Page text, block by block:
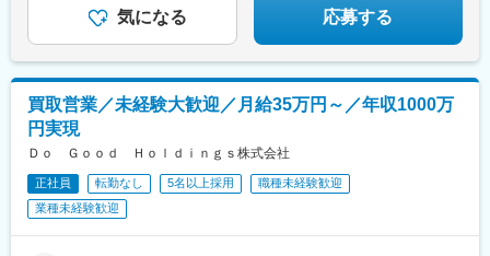
ー ・保育士 ・外壁リフォーム ・携帯販売/通信関連 ・ド
ラッグストア販売 ...etc●年収例年収580万円／入社3年目／26歳年
収800万円／入社6年目／25歳年収1000万円／入社9年目／31歳
気になる 応募する
買取営業／未経験大歓迎／月給35万円～／年収1000万
円実現
Ｄｏ Ｇｏｏｄ Ｈｏｌｄｉｎｇｓ株式会社
正社員 転勤なし 5名以上採用
職種未経験歓迎
業種未経験歓迎